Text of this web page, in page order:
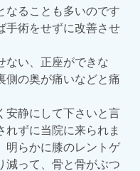
なることも多いのです
手術をせずに改善させ
ない、正座ができな
側の奥が痛いなどと痛
安静にして下さいと言
れずに当院に来られま
明らかに膝のレントゲ
減って、骨と骨がぶつ